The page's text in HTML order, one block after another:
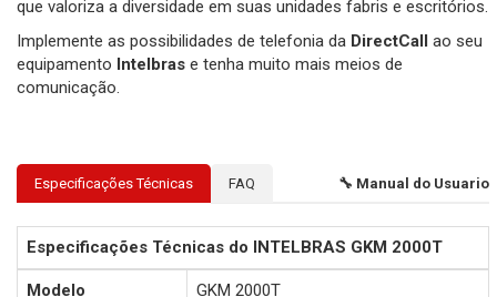
que valoriza a diversidade em suas unidades fabris e escritórios.
Implemente as possibilidades de telefonia da DirectCall
ao seu
equipamento Intelbras e tenha muito mais meios de
comunicação.
Especificações Técnicas FAQ 🔧 Manual do Usuario
Especificações Técnicas do INTELBRAS GKM 2000T
Modelo GKM 2000T